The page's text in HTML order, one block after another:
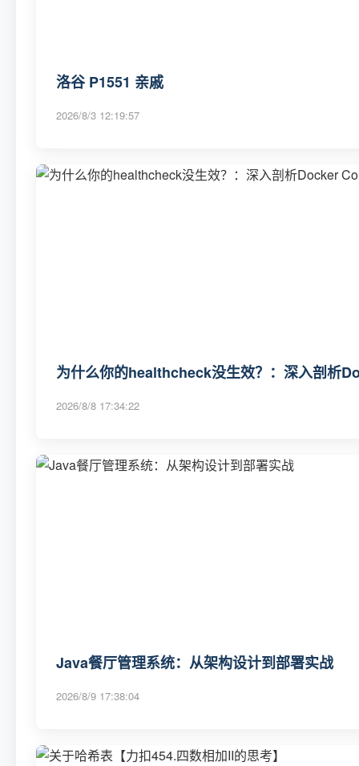
洛谷 P1551 亲戚
2026/8/3 12:19:57
为什么你的healthcheck没生效？：深入剖析
2026/8/8 17:34:22
Java餐厅管理系统：从架构设计到部署实战
2026/8/9 17:38:04